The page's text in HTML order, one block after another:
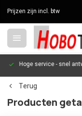
Prijzen zijn incl. btw
Hoge service- snel
Terug
Producten